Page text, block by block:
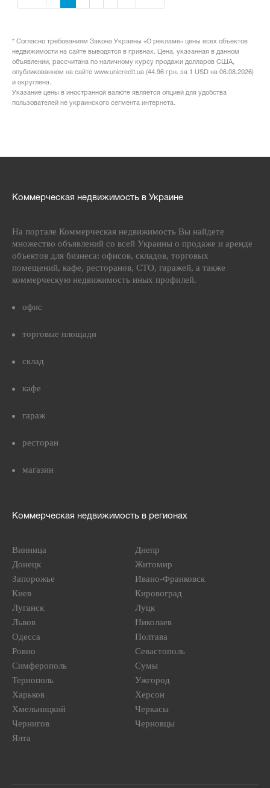
* Согласно требованиям Закона Украины «О рекламе» цены всех объектов
недвижимости на сайте выводятся в гривнах. Цена, указанная в данном
объявлении, рассчитана по наличному курсу продажи долларов США,
опубликованном на сайте www.unicredit.ua (44.96 грн. за 1 USD на 06.08.2026)
и округлена.
Указание цены в иностранной валюте является опцией для удобства
пользователей не украинского сегмента интернета.
Коммерческая недвижимость в Украине
На портале Коммерческая недвижимость Вы найдете
множество объявлений со всей Украины о продаже и аренде
объектов для бизнеса: офисов, складов, торговых
помещений, кафе, ресторанов, СТО, гаражей, а также
коммерческую недвижимость иных профилей.
офис
торговые площади
склад
кафе
гараж
ресторан
магазин
Коммерческая недвижимость в регионах
Винница
Днепр
Донецк
Житомир
Запорожье
Ивано-Франковск
Киев
Кировоград
Луганск
Луцк
Львов
Николаев
Одесса
Полтава
Ровно
Севастополь
Симферополь
Сумы
Тернополь
Ужгород
Харьков
Херсон
Хмельницкий
Черкасы
Чернигов
Черновцы
Ялта